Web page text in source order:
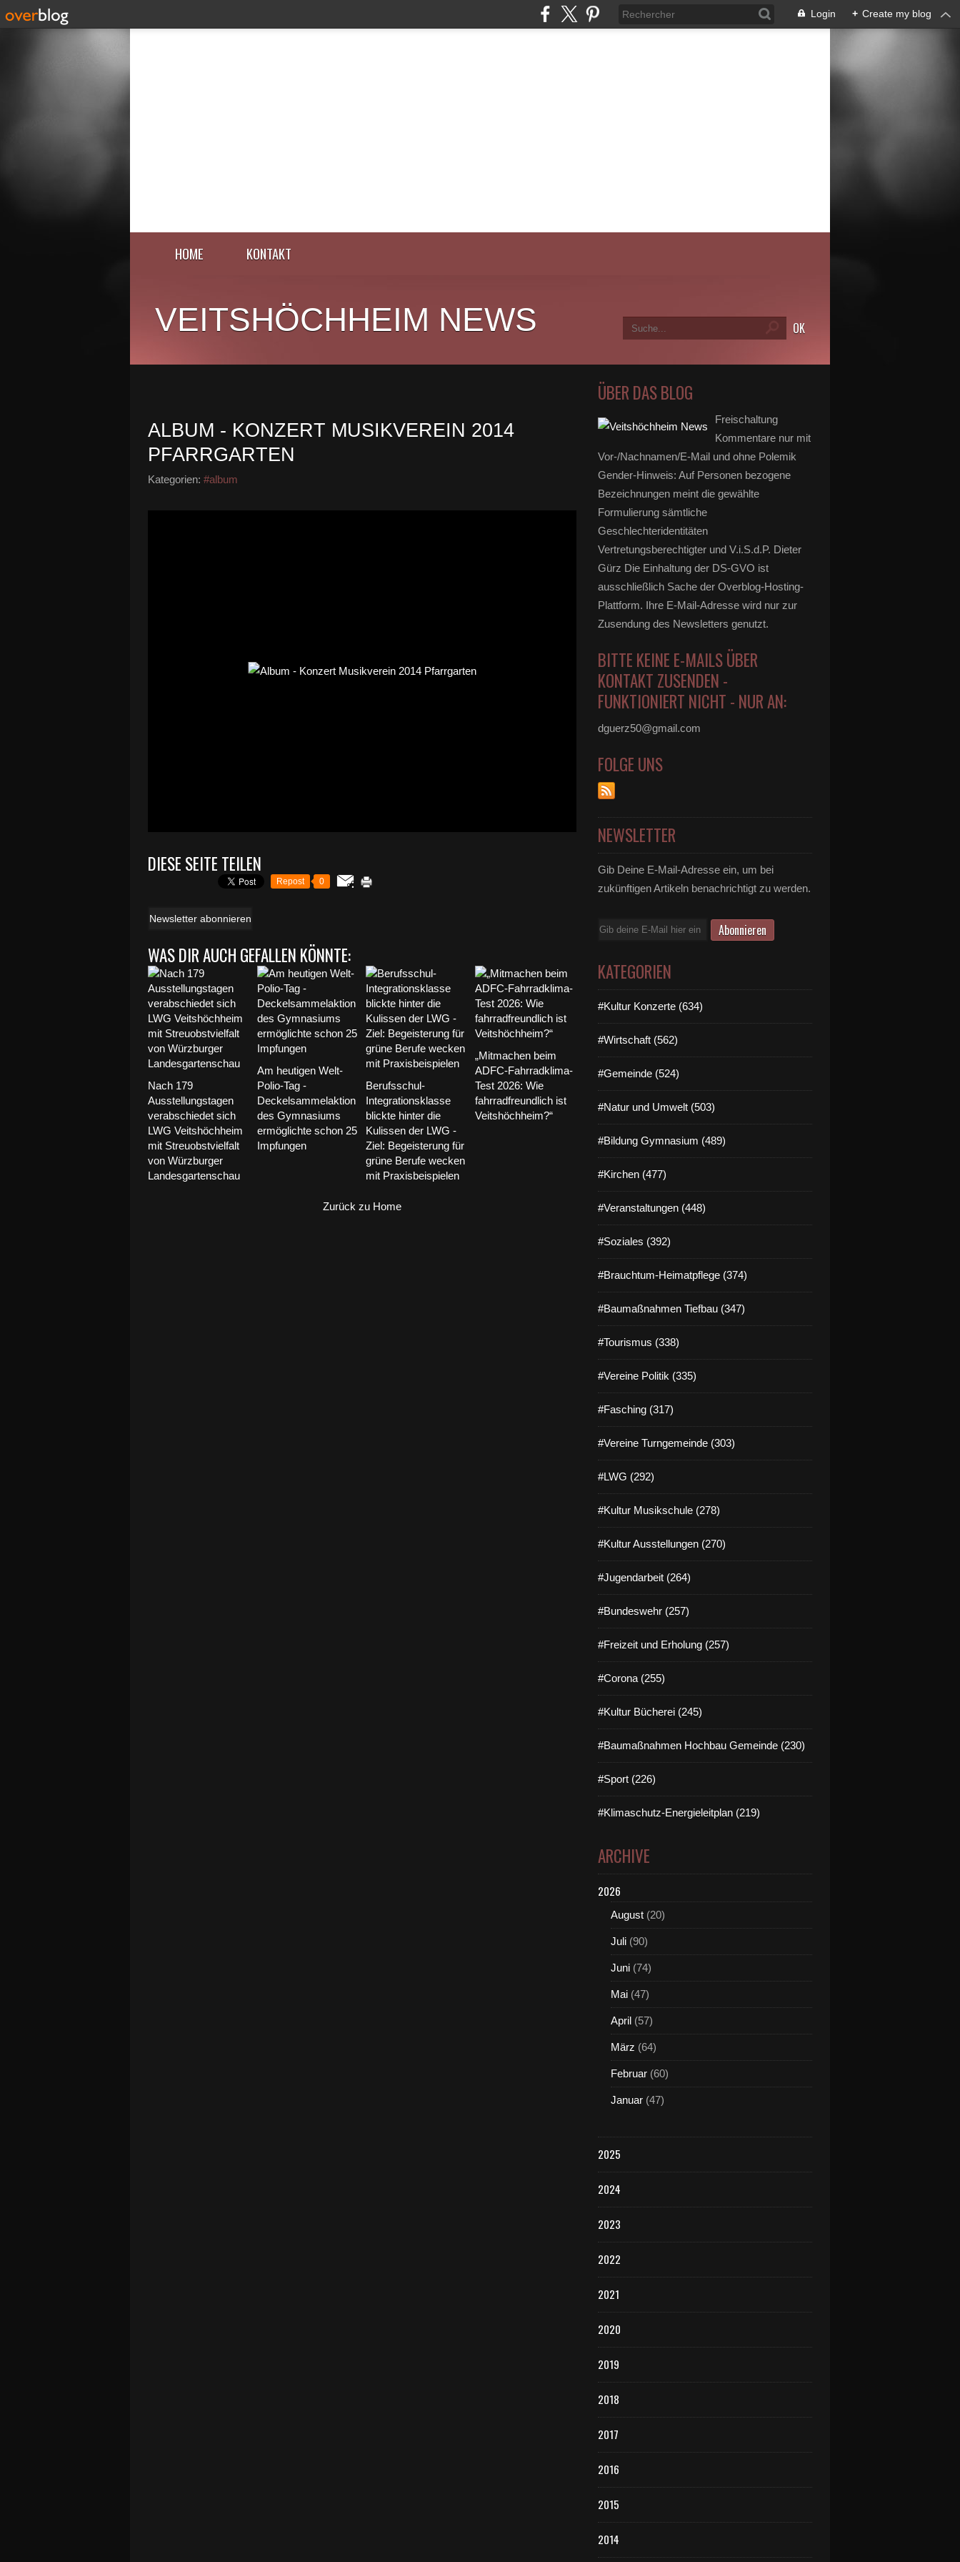
Login + Create my blog
HOME KONTAKT
VEITSHÖCHHEIM NEWS
ALBUM - KONZERT MUSIKVEREIN 2014
PFARRGARTEN
Kategorien: #album
DIESE SEITE TEILEN
Repost 0
Newsletter abonnieren
WAS DIR AUCH GEFALLEN KÖNNTE:
Nach 179
Ausstellungstagen
verabschiedet sich
LWG Veitshöchheim
mit Streuobstvielfalt
von Würzburger
Landesgartenschau
Am heutigen Welt-
Polio-Tag -
Deckelsammelaktion
des Gymnasiums
ermöglichte schon 25
Impfungen
Berufsschul-
Integrationsklasse
blickte hinter die
Kulissen der LWG -
Ziel: Begeisterung für
grüne Berufe wecken
mit Praxisbeispielen
„Mitmachen beim
ADFC-Fahrradklima-
Test 2026: Wie
fahrradfreundlich ist
Veitshöchheim?“
Zurück zu Home
ÜBER DAS BLOG
Freischaltung
Kommentare nur mit
Vor-/Nachnamen/E-Mail und ohne Polemik
Gender-Hinweis: Auf Personen bezogene
Bezeichnungen meint die gewählte
Formulierung sämtliche
Geschlechteridentitäten
Vertretungsberechtigter und V.i.S.d.P. Dieter
Gürz Die Einhaltung der DS-GVO ist
ausschließlich Sache der Overblog-Hosting-
Plattform. Ihre E-Mail-Adresse wird nur zur
Zusendung des Newsletters genutzt.
BITTE KEINE E-MAILS ÜBER
KONTAKT ZUSENDEN -
FUNKTIONIERT NICHT - NUR AN:
dguerz50@gmail.com
FOLGE UNS
NEWSLETTER
Gib Deine E-Mail-Adresse ein, um bei
zukünftigen Artikeln benachrichtigt zu werden.
E-
KATEGORIEN
#Kultur Konzerte (634)
#Wirtschaft (562)
#Gemeinde (524)
#Natur und Umwelt (503)
#Bildung Gymnasium (489)
#Kirchen (477)
#Veranstaltungen (448)
#Soziales (392)
#Brauchtum-Heimatpflege (374)
#Baumaßnahmen Tiefbau (347)
#Tourismus (338)
#Vereine Politik (335)
#Fasching (317)
#Vereine Turngemeinde (303)
#LWG (292)
#Kultur Musikschule (278)
#Kultur Ausstellungen (270)
#Jugendarbeit (264)
#Bundeswehr (257)
#Freizeit und Erholung (257)
#Corona (255)
#Kultur Bücherei (245)
#Baumaßnahmen Hochbau Gemeinde (230)
#Sport (226)
#Klimaschutz-Energieleitplan (219)
ARCHIVE
2026
August (20)
Juli (90)
Juni (74)
Mai (47)
April (57)
März (64)
Februar (60)
Januar (47)
2025
2024
2023
2022
2021
2020
2019
2018
2017
2016
2015
2014